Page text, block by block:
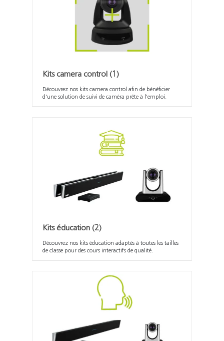
Kits camera control (1)
Découvrez nos kits camera control afin de bénéficier
d'une solution de suivi de caméra prête à l'emploi.
Kits éducation (2)
Découvrez nos kits éducation adaptés à toutes les tailles
de classe pour des cours interactifs de qualité.